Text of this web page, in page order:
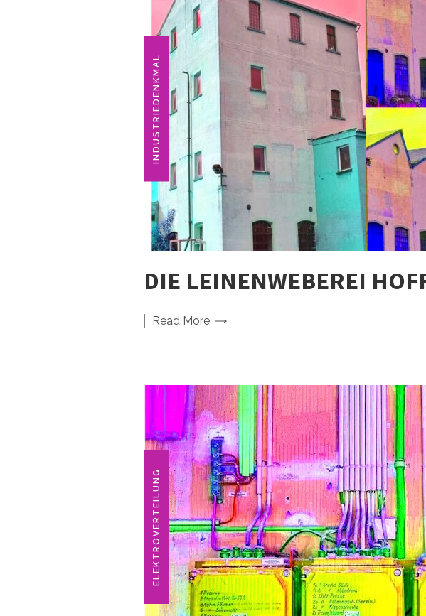
INDUSTRIEDENKMAL
DIE LEINENWEBEREI
Read More
ELEKTROVERTEILUNG